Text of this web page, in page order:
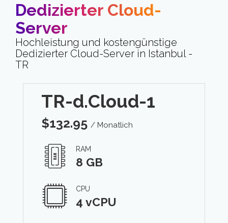
Dedizierter Cloud-
Server
Hochleistung und kostengünstige
Dedizierter Cloud-Server in Istanbul -
TR
TR-d.Cloud-1
$132.95 / Monatlich
RAM
8 GB
CPU
4 vCPU